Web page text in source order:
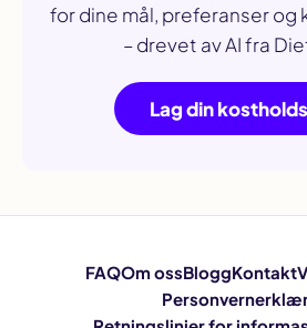
for dine mål, preferanser
– drevet av AI fra
Lag din
FAQOm ossBloggKontakt